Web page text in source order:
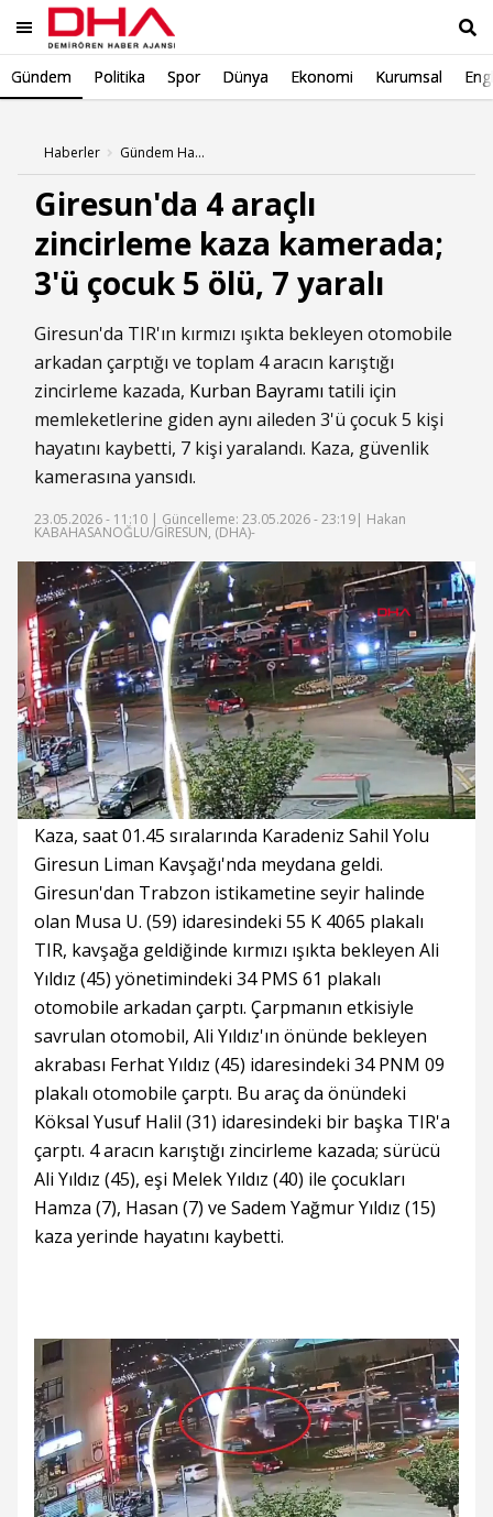
Gündem Politika Spor Dünya Ekonomi Kurumsal
Haberler Gündem Haberleri
Giresun'da 4 araçlı
zincirleme kaza kamerada;
3'ü çocuk 5 ölü, 7 yaralı
Giresun'da TIR'ın kırmızı ışıkta bekleyen otomobile
arkadan çarptığı ve toplam 4 aracın karıştığı
zincirleme kazada, Kurban Bayramı tatili için
memleketlerine giden aynı aileden 3'ü çocuk 5 kişi
hayatını kaybetti, 7 kişi yaralandı. Kaza, güvenlik
kamerasına yansıdı.
23.05.2026 - 11:10 | Güncelleme: 23.05.2026 - 23:19| Hakan
KABAHASANOĞLU/GİRESUN, (DHA)-
Süre
/
Toplam
Süre Yüklendi:
0%
Yükleniyor:
0%
Kaza, saat 01.45 sıralarında Karadeniz Sahil Yolu
Giresun Liman Kavşağı'nda meydana geldi.
Giresun'dan Trabzon istikametine seyir halinde
olan Musa U. (59) idaresindeki 55 K 4065 plakalı
TIR, kavşağa geldiğinde kırmızı ışıkta bekleyen Ali
Yıldız (45) yönetimindeki 34 PMS 61 plakalı
otomobile arkadan çarptı. Çarpmanın etkisiyle
savrulan otomobil, Ali Yıldız'ın önünde bekleyen
akrabası Ferhat Yıldız (45) idaresindeki 34 PNM 09
plakalı otomobile çarptı. Bu araç da önündeki
Köksal Yusuf Halil (31) idaresindeki bir başka TIR'a
çarptı. 4 aracın karıştığı zincirleme kazada; sürücü
Ali Yıldız (45), eşi Melek Yıldız (40) ile çocukları
Hamza (7), Hasan (7) ve Sadem Yağmur Yıldız (15)
kaza yerinde hayatını kaybetti.